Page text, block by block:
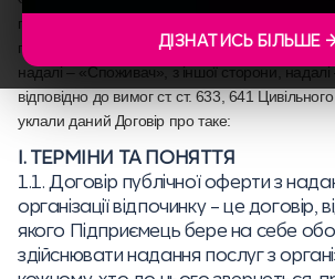
ДІЗНАТИСЬ БІЛЬШЕ
приєднається до цього договору шляхом
приєднання, у спосіб визначений даним
надалі – «Споживач», з іншої сторони,
відповідно до вимог ст. ст. 633, 641
уклали даний Договір про таке:
І. ТЕРМІНИ ТА ПОНЯТТЯ
1.1. Договір публічної оферти з
організації відпочинку – це договір,
якого Підприємець бере на себе
здійснювати надання послуг з